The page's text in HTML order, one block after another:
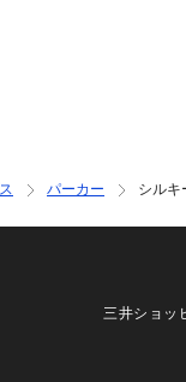
パーカー シルキ
三井ショッ